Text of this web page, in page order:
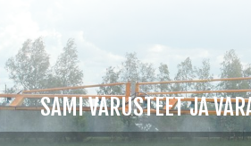
SAMI VARUSTEET JA